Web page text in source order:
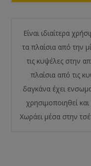
Είναι ιδιαίτερα
τα πλαίσια από την
τις κυψέλες στην
πλαίσια από τις
δαγκάνα έχει
χρησιμοποιηθεί
Χωράει μέσα στην